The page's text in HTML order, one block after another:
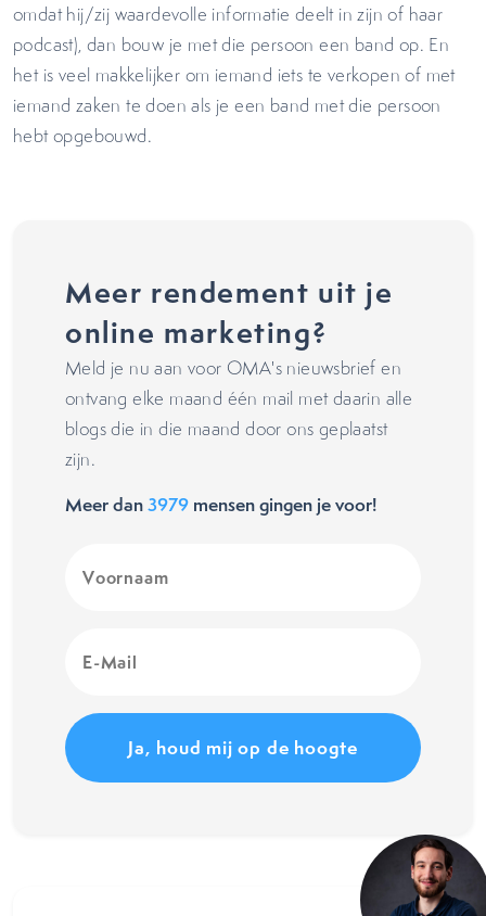
omdat hij/zij waardevolle informatie deelt in zijn of haar
podcast), dan bouw je met die persoon een band op. En
het is veel makkelijker om iemand iets te verkopen of met
iemand zaken te doen als je een band met die persoon
hebt opgebouwd.
Meer rendement uit je
online marketing?
Meld je nu aan voor OMA's nieuwsbrief en
ontvang elke maand één mail met daarin alle
blogs die in die maand door ons geplaatst
zijn.
Meer dan3979 mensen gingen je voor!
(Vereist)
Mail